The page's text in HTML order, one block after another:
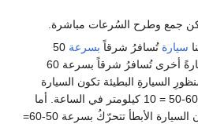
يمكن جمع وطرح السُرعات مباشرة.
سيارة تُسافرُ شرقاً بسرعة
تجتازهاُ سيارةً أخرى تُسافرُ شرقاً بسرعة 60
السيارةِ البطيئة تكون السيارة
الأسرع مسافرة شرقاً بسرعة 60-50 = 10 كيلومتر في الساعة. أما
مِنْ منظورِ السيارةِ الأسرعِ، فإن السيارة الأبطأ تتحرّكُ بسرعة 50-60=